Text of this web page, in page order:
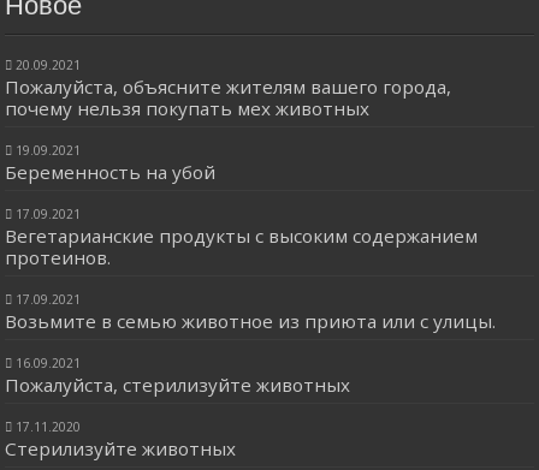
20.09.2021
Пожалуйста, объясните жителям вашего города,
почему нельзя покупать мех животных
19.09.2021
Беременность на убой
17.09.2021
Вегетарианские продукты с высоким содержанием
протеинов.
17.09.2021
Возьмите в семью животное из приюта или с улицы.
16.09.2021
Пожалуйста, стерилизуйте животных
17.11.2020
Стерилизуйте животных